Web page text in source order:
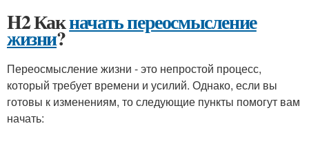
H2 Какначать переосмысление
жизни?
Переосмысление жизни - это непростой процесс,
который требует времени и усилий. Однако, если вы
готовы к изменениям, то следующие пункты помогут вам
начать: